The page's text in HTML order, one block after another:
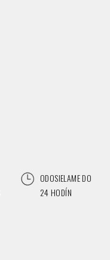
ODOSIELAME DO
24 HODÍN